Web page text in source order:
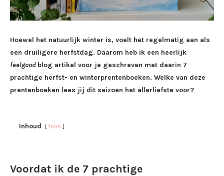
Hoewel het natuurlijk winter is, voelt het regelmatig aan als
een druiligere herfstdag. Daarom heb ik een heerlijk
feelgood blog artikel voor je geschreven met daarin 7
prachtige herfst- en winterprentenboeken. Welke van deze
prentenboeken lees jij dit seizoen het allerliefste voor?
Inhoud toon
Voordat ik de 7 prachtige